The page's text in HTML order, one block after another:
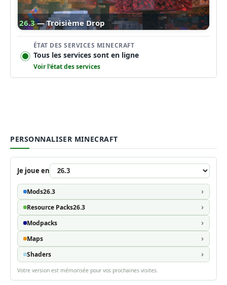
26.3 — Troisième Drop
ÉTAT DES SERVICES MINECRAFT
Tous les services sont en ligne
Voir l’état des services
PERSONNALISER MINECRAFT
Je joue en
Mods26.3
Resource Packs26.3
Modpacks
Maps
Shaders
Votre version est mémorisée pour vos prochaines visites.